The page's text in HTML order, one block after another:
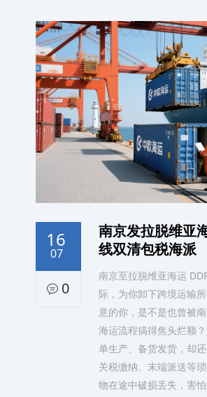
16
07
0
南京发拉脱维亚
线双清包税海派
南京至拉脱维亚海运
际，为你卸下跨境运输
意的你，是不是也曾被
海运流程搞得焦头烂额
单生产、备货发货，却还
关税缴纳、末端派送等
物在途中破损丢失，害